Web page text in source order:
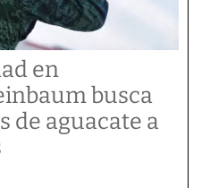
en
busca
de aguacate a